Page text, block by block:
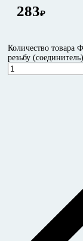
283₽
Количество
резьбу